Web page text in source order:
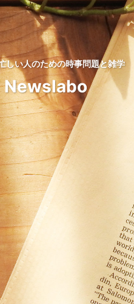
しい人のための時事問題と雑学
Newslabo